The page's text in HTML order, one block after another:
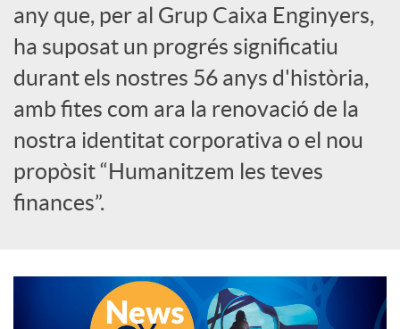
i
c
a
d
any que, per al Grup Caixa Enginyers,
ha suposat un progrés significatiu
durant els nostres 56 anys d'història,
amb fites com ara la renovació de la
nostra identitat corporativa o el nou
propòsit “Humanitzem les teves
finances”.